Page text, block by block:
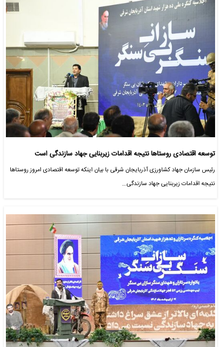
توسعه اقتصادی روستاها نتیجه اقدامات زیربنایی جهاد سازندگی است
رئیس سازمان جهاد کشاورزی آذربایجان شرقی با بیان اینکه توسعه اقتصادی امروز روستاها
نتیجه اقدامات زیربنایی جهاد سازندگی…